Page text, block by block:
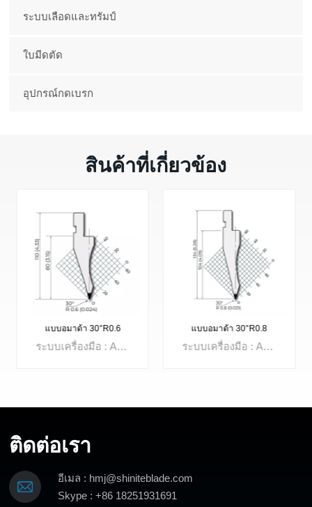
ระบบเลือดและทรัมป์
ใบมีดตัด
อุปกรณ์กดเบรก
สินค้าที่เกี่ยวข้อง
แบบอมาด้า 30°R0.6
ระบบเครื่องมือ : Amada Systemมุม: 30°รัศมี: R0.6มมความสูงที่มีประสิทธิภาพ: 128 มมความสูงรวม: 158มมโหลดสูงสุด: 800kN/mวัสดุ: 42CrMo4
เรียนรู้เพิ่มเติม
แบบอมาด้า 30°R0.8
ระบบเครื่องมือ : Amada Systemมุม: 30°รัศมี: R0.8มมความสูงที่มีประสิทธิภาพ: 128 มมความสูงรวม: 158มมโหลดสูงสุด: 800kN/mวัสดุ: 42CrMo4
ติดต่อเรา
อีเมล : hmj@shiniteblade.com
Skype : +86 18251931691